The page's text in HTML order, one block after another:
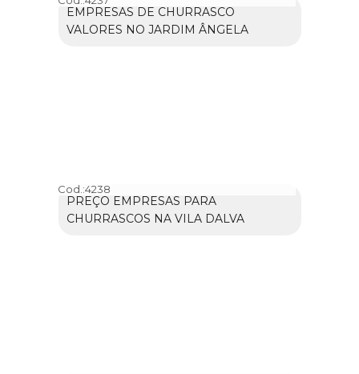
EMPRESAS DE CHURRASCO
VALORES NO JARDIM ÂNGELA
Cod.:4238
PREÇO EMPRESAS PARA
CHURRASCOS NA VILA DALVA